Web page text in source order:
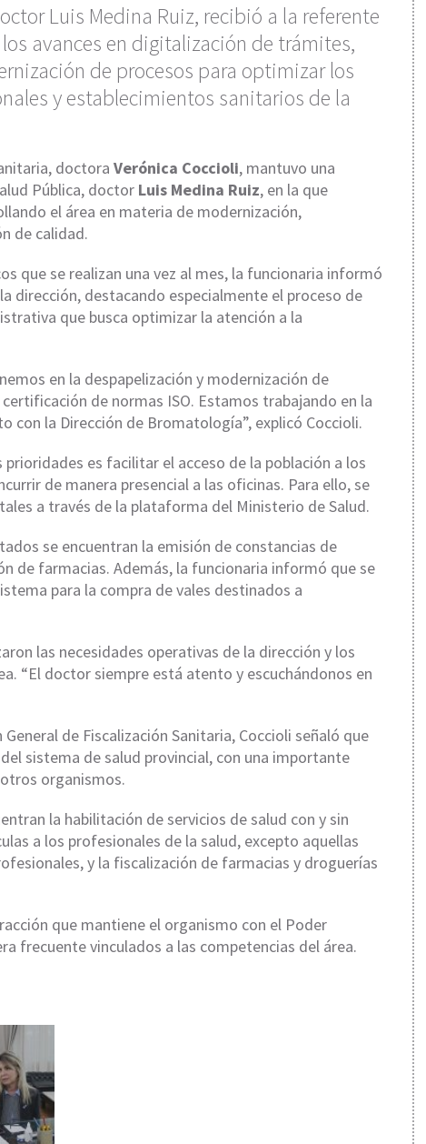
Luis Medina Ruiz, recibió a la referente
avances en digitalización de trámites,
de procesos para optimizar los
y establecimientos sanitarios de la
doctora Verónica Coccioli, mantuvo una
Pública, doctor Luis Medina Ruiz, en la que
el área en materia de modernización,
de calidad.
que se realizan una vez al mes, la funcionaria informó
dirección, destacando especialmente el proceso de
que busca optimizar la atención a la
en la despapelización y modernización de
de normas ISO. Estamos trabajando en la
con la Dirección de Bromatología”, explicó Coccioli.
es facilitar el acceso de la población a los
de manera presencial a las oficinas. Para ello, se
a través de la plataforma del Ministerio de Salud.
se encuentran la emisión de constancias de
de farmacias. Además, la funcionaria informó que se
para la compra de vales destinados a
las necesidades operativas de la dirección y los
“El doctor siempre está atento y escuchándonos en
de Fiscalización Sanitaria, Coccioli señaló que
sistema de salud provincial, con una importante
organismos.
la habilitación de servicios de salud con y sin
a los profesionales de la salud, excepto aquellas
y la fiscalización de farmacias y droguerías
que mantiene el organismo con el Poder
frecuente vinculados a las competencias del área.